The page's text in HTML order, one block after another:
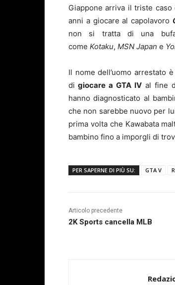
Giappone arriva il triste
anni a giocare al capolavoro
non si tratta di una
come Kotaku, MSN Japan e
Il nome dell’uomo arrestato
di giocare a GTA IVal fine
hanno diagnosticato al
che non sarebbe nuovo per
prima volta che Kawabata
bambino fino a imporgli di
PER SAPERNE DI PIÙ SU: GTA V
Articolo precedente
2K Sports cancella MLB